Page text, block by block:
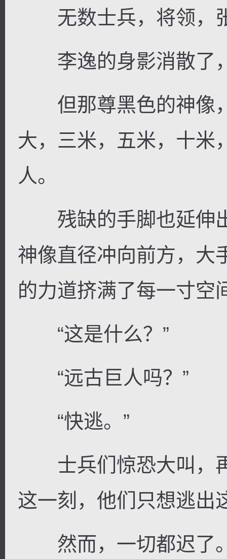
无数士兵，将领，
李逸的身影消散了
但那尊黑色的神像
大，三米，五米，十米
人。
残缺的手脚也延伸
神像直径冲向前方，大
的力道挤满了每一寸空
“这是什么？”
“远古巨人吗？”
“快逃。”
士兵们惊恐大叫，再
这一刻，他们只想逃出
然而，一切都迟了